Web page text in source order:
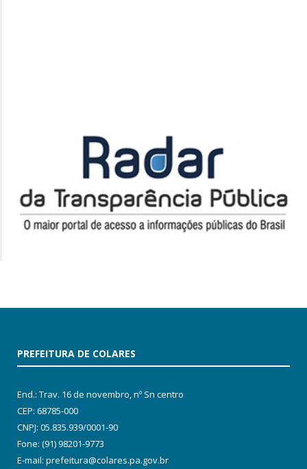
PREFEITURA DE COLARES
End.: Trav. 16 de novembro, nº Sn centro
CEP: 68785-000
CNPJ: 05.835.939/0001-90
Fone: (91) 98201-9773
E-mail: prefeitura@colares.pa.gov.br